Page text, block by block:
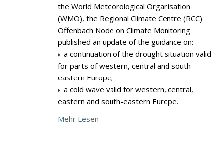
the World Meteorological Organisation
(WMO), the Regional Climate Centre (RCC)
Offenbach Node on Climate Monitoring
published an update of the guidance on:
a continuation of the drought situation valid
for parts of western, central and south-
eastern Europe;
a cold wave valid for western, central,
eastern and south-eastern Europe.
Mehr Lesen